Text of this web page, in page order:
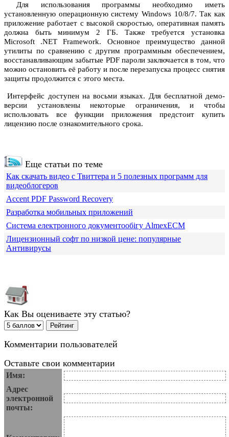
Для использования программы необходимо иметь
установленную операционную систему Windows 10/8/7. Так как
приложение работает с высокой скоростью, оперативная память
должна быть минимум 2 ГБ. Также требуется установка
Microsoft .NET Framework. Основное преимущество данной
утилиты по сравнению с другим программным обеспечением,
восстанавливающим забытые PDF пароли заключается в том, что
можно остановить её работу и после перезапуска процесс снятия
защиты продолжится с этого места.
Интерфейс доступен на восьми языках. Для бесплатной демо-
версии установлены некоторые ограничения, и чтобы
использовать все функции приложения предстоит купить
лицензию после ознакомительного срока.
Еще статьи по теме
Как скачать видео с Твиттера и 5 полезных программ для
видеоблогеров
Accent PDF Password Recovery
Разработка мобильных приложений
Система електронного документообігу AlmexECM
Лицензионный софт по низкой цене: популярные
Антивирусы
Как Вы оцениваете эту статью?
Комментарии пользователей
Оставьте свои комментарии
Имя:
Адрес
электронной
почты: